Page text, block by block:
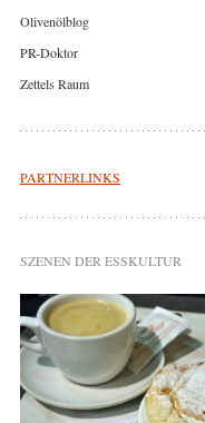
Olivenölblog
PR-Doktor
Zettels Raum
PARTNERLINKS
SZENEN DER ESSKULTUR